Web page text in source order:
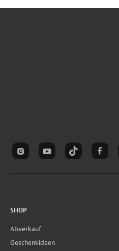
SHOP
Abverkauf
Geschenkideen